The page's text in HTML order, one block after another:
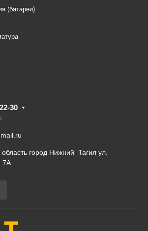
(батареи)
30
город Нижний Тагил ул.
7А